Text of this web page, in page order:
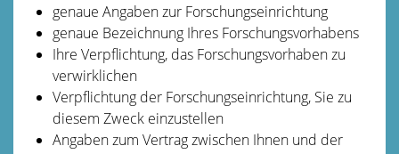
genaue Angaben zur Forschungseinrichtung
genaue Bezeichnung Ihres Forschungsvorhabens
Ihre Verpflichtung, das Forschungsvorhaben zu
verwirklichen
Verpflichtung der Forschungseinrichtung, Sie zu
diesem Zweck einzustellen
Angaben zum Vertrag zwischen Ihnen und der